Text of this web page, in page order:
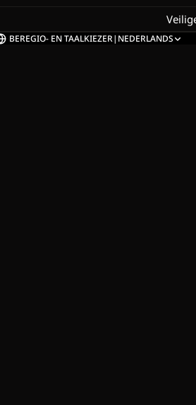
BEREGIO- EN TAALKIEZER| NEDERLANDS